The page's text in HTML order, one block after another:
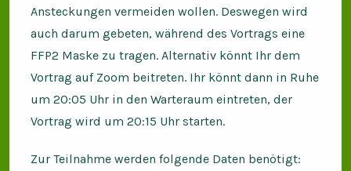
Ansteckungen vermeiden wollen. Deswegen wird
auch darum gebeten, während des Vortrags eine
FFP2 Maske zu tragen. Alternativ könnt Ihr dem
Vortrag auf Zoom beitreten. Ihr könnt dann in Ruhe
um 20:05 Uhr in den Warteraum eintreten, der
Vortrag wird um 20:15 Uhr starten.
Zur Teilnahme werden folgende Daten benötigt: